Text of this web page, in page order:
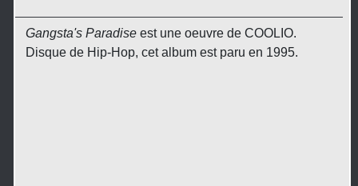
Gangsta's Paradiseest une oeuvre de COOLIO.
Disque de Hip-Hop, cet album est paru en 1995.